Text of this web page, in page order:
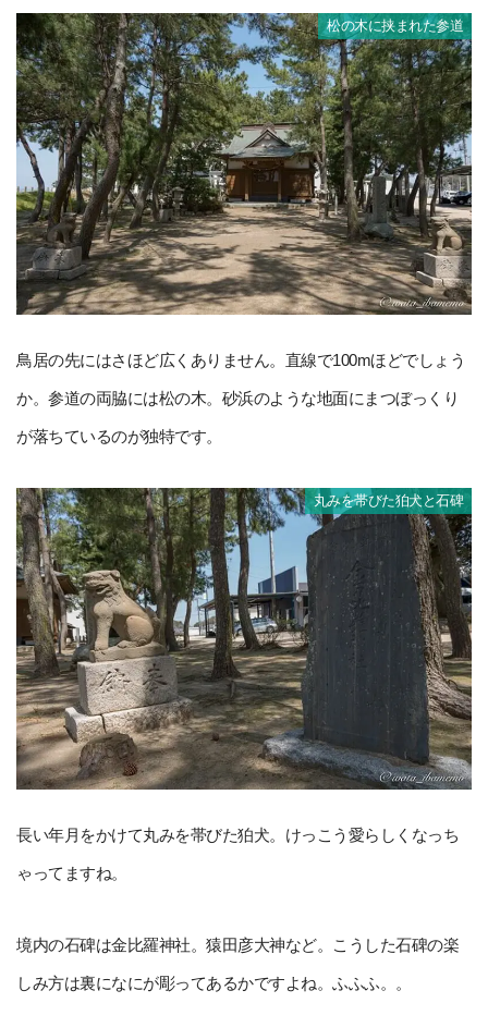
松の木に挟まれた参道
鳥居の先にはさほど広くありません。直線で100mほどでしょう
か。参道の両脇には松の木。砂浜のような地面にまつぼっくり
が落ちているのが独特です。
丸みを帯びた狛犬と石碑
長い年月をかけて丸みを帯びた狛犬。けっこう愛らしくなっち
ゃってますね。
境内の石碑は金比羅神社。猿田彦大神など。こうした石碑の楽
しみ方は裏になにが彫ってあるかですよね。ふふふ。。